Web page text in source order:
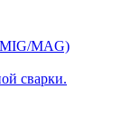
MAG)
сварки.